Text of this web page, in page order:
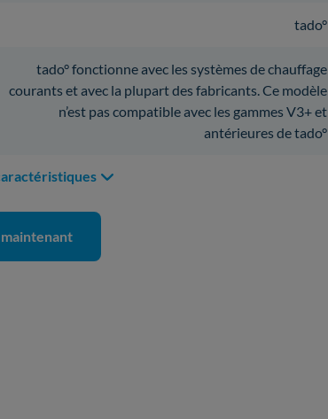
tado°
tado° fonctionne avec les systèmes de chauffage
courants et avec la plupart des fabricants. Ce modèle
n’est pas compatible avec les gammes V3+ et
antérieures de tado°